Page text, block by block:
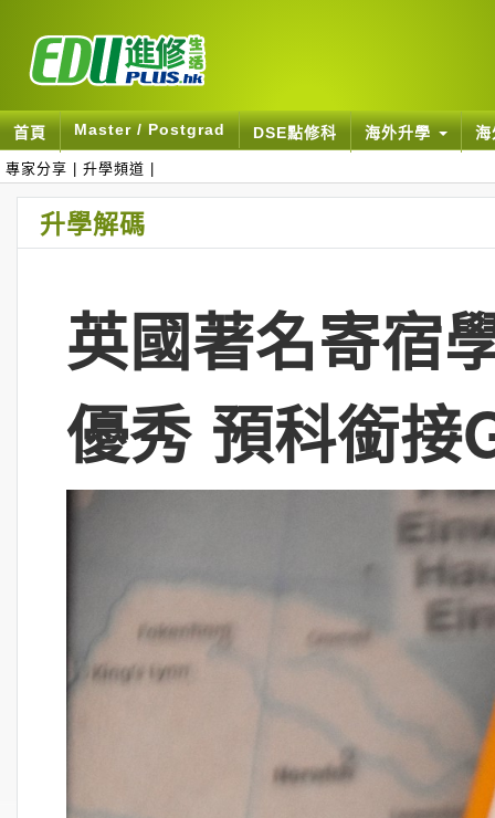
首頁 Master / Postgrad DSE點修科 海外升學
專家分享 升學頻道
升學解碼
英國著名寄宿
優秀 預科銜接